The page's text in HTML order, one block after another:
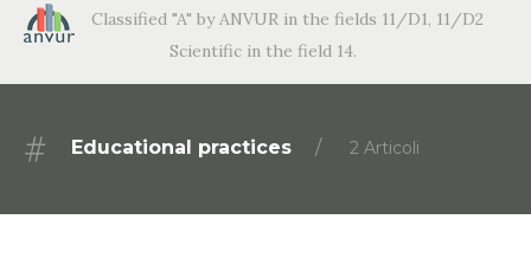
Classified "A" by ANVUR in the fields 11/D1, 11/D2
Scientific in the field 14.
Educational practices 2 Articoli